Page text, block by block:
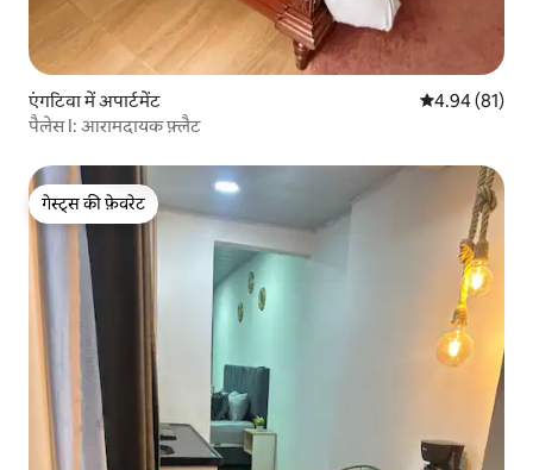
एंगटिवा में अपार्टमेंट औसत रेटिंग 5 में
4.94 (81)
पैलेस I: आरामदायक फ़्लैट
गेस्ट्स की फ़ेवरेट
गेस्ट्स की फ़ेवरेट